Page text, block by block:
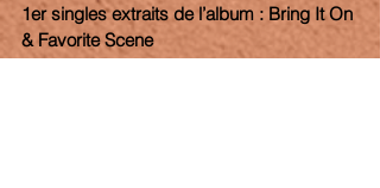
1er singles extraits de l’album : Bring It On
& Favorite Scene
BONUS : Les deux singles "Howl" et "Mine